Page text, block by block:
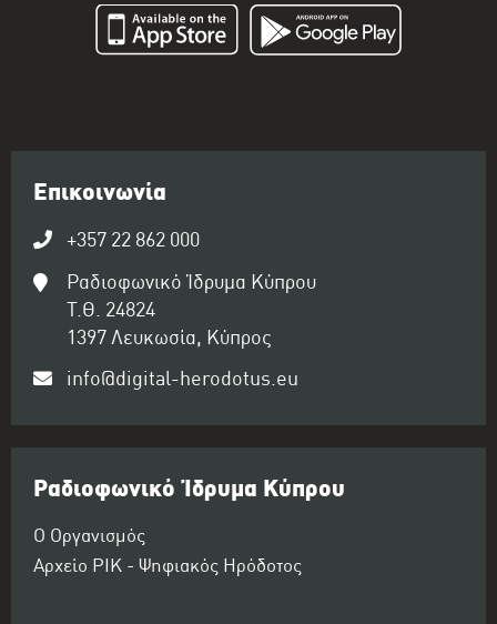
Επικοινωνία
+357 22 862 000
Ραδιοφωνικό Ίδρυμα Κύπρου
Τ.Θ. 24824
1397 Λευκωσία, Κύπρος
info@digital-herodotus.eu
Ραδιοφωνικό Ίδρυμα Κύπρου
Ο Οργανισμός
Αρχείο ΡΙΚ - Ψηφιακός Ηρόδοτος